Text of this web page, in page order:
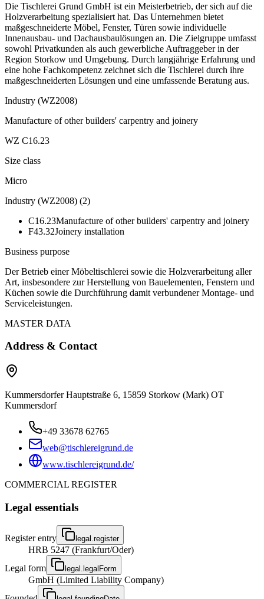
Die Tischlerei Grund GmbH ist ein Meisterbetrieb, der sich auf die
Holzverarbeitung spezialisiert hat. Das Unternehmen bietet
maßgeschneiderte Möbel, Fenster, Türen sowie individuelle
Innenausbau- und Dachausbaulösungen an. Die Zielgruppe umfasst
sowohl Privatkunden als auch gewerbliche Auftraggeber in der
Region Storkow und Umgebung. Durch langjährige Erfahrung und
eine hohe Fachkompetenz zeichnet sich die Tischlerei durch ihre
maßgeschneiderten Lösungen und eine umfassende Beratung aus.
Industry (WZ2008)
Manufacture of other builders' carpentry and joinery
WZ C16.23
Size class
Micro
Industry (WZ2008) (2)
C16.23Manufacture of other builders' carpentry and joinery
F43.32Joinery installation
Business purpose
Der Betrieb einer Möbeltischlerei sowie die Holzverarbeitung aller
Art, insbesondere zur Herstellung von Bauelementen, Fenstern und
Küchen sowie die Durchführung damit verbundener Montage- und
Serviceleistungen.
MASTER DATA
Address & Contact
Kummersdorfer Hauptstraße 6, 15859 Storkow (Mark) OT
Kummersdorf
+49 33678 62765
web@tischlereigrund.de
www.tischlereigrund.de/
COMMERCIAL REGISTER
Legal essentials
Register entry legal.register
HRB 5247 (Frankfurt/Oder)
Legal form
legal.legalForm
GmbH (Limited Liability Company)